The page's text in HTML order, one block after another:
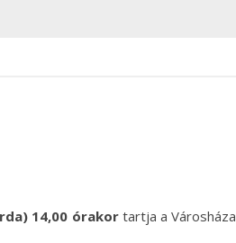
14,00 órakortartja a Városháza